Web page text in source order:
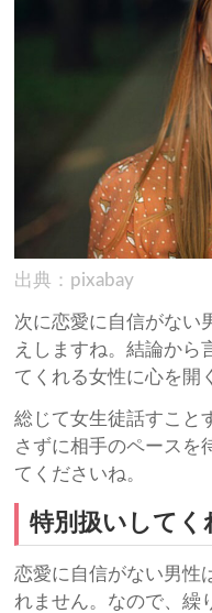
出典：pixabay
次に恋愛に自信がない
えしますね。結論から
てくれる女性に心を開
総じて女生徒話すこと
さずに相手のペースを
てくださいね。
特別扱いしてく
恋愛に自信がない男性
れません。なので、繰